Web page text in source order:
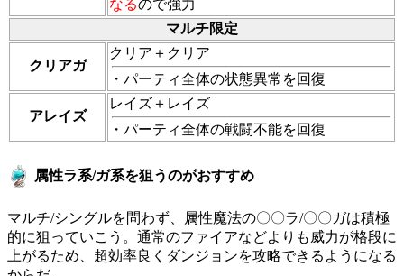
なるので強力
マルチ限定
クリアガ
クリア＋クリア
・パーティ全体の状態異常を回復
アレイズ
レイズ＋レイズ
・パーティ全体の戦闘不能を回復
属性ラ系/ガ系を狙うのがおすすめ
マルチ/シングルを問わず、属性魔法の〇〇ラ/〇〇ガは積極
的に狙っていこう。通常のファイアなどよりも威力が格段に
上がるため、超効率良くダンジョンを攻略できるようになる